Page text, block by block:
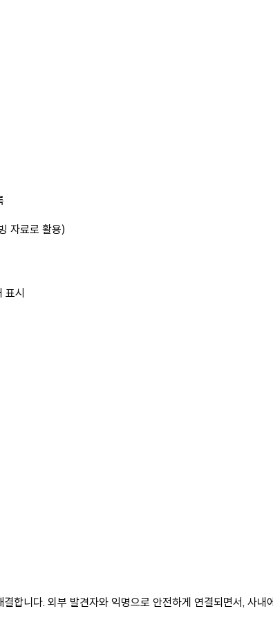
자료로 활용)
시
합니다. 외부 발견자와 익명으로 안전하게 연결되면서, 사